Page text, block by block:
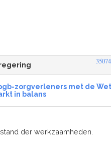
zorgverleners met de Wet
in balans
der werkzaamheden.